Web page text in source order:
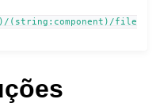
(string:component)/file